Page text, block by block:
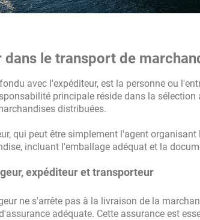
dans le transport de
avec l'expéditeur, est la personne ou
principale réside dans la
distribuées.
qui peut être simplement l'agent
incluant l'emballage adéquat et la
expéditeur et transporteur
ne s'arrête pas à la livraison de la
adéquate. Cette assurance est